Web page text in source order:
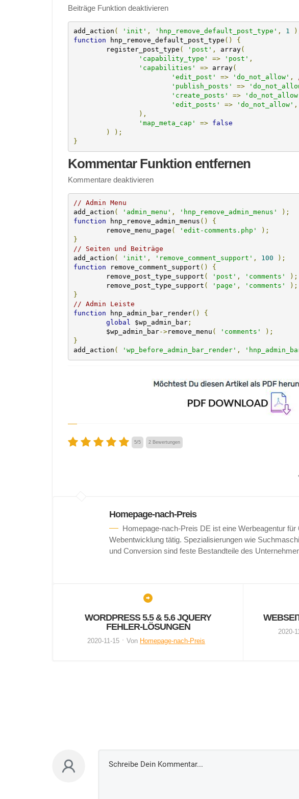
Beiträge Funktion deaktivieren
add_action ( 'init' , 'hnp_remove_default_post_type' , 1
function hnp_remove_default_post_type ()
{
	register_post_type
( 'post' , array(
'capability_type'
=> 'post' ,
'capabilities'
=> array(
'edit_post'
=> 'do_not_allow' ,
'publish_posts'
=>
'create_posts'
=>
'edit_posts'
=> 'do_not_allow' ,
),
'map_meta_cap'
=>
false
)
);
}
Kommentar Funktion entfernen
Kommentare deaktivieren
// Admin Menu
add_action ( 'admin_menu' , 'hnp_remove_admin_menus'
);
function hnp_remove_admin_menus ()
{
	remove_menu_page
( 'edit-comments.php'
);
}
// Seiten und Beiträge
add_action ( 'init' , 'remove_comment_support' , 100
);
function remove_comment_support ()
{
	remove_post_type_support
( 'post' , 'comments'
);
	remove_post_type_support
( 'page' , 'comments'
);
}
// Admin Leiste
function hnp_admin_bar_render()
{
global $wp_admin_bar;
	$wp_admin_bar
->remove_menu ( 'comments'
);
}
add_action ( 'wp_before_admin_bar_render' ,
5/5 2 Bewertungen
Homepage-nach-Preis
Homepage-nach-Preis DE ist eine Werbeagentur
Webentwicklung tätig. Spezialisierungen wie
und Conversion sind feste Bestandteile des
WORDPRESS 5.5 & 5.6 JQUERY
FEHLER-LÖSUNGEN
2020-11-15 Von Homepage-nach-Preis
2020-